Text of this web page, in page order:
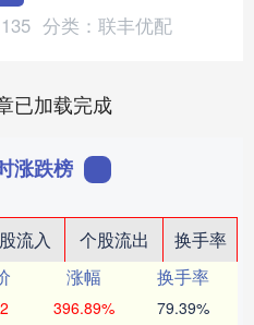
135 分类： 联丰优配
已加载完成
涨跌榜
流入 个股流出
换手率
涨幅
换手率
396.89% 79.39%